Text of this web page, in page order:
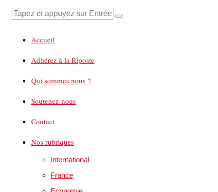
Accueil
Adhérez à la Riposte
Qui sommes nous ?
Soutenez-nous
Contact
Nos rubriques
International
France